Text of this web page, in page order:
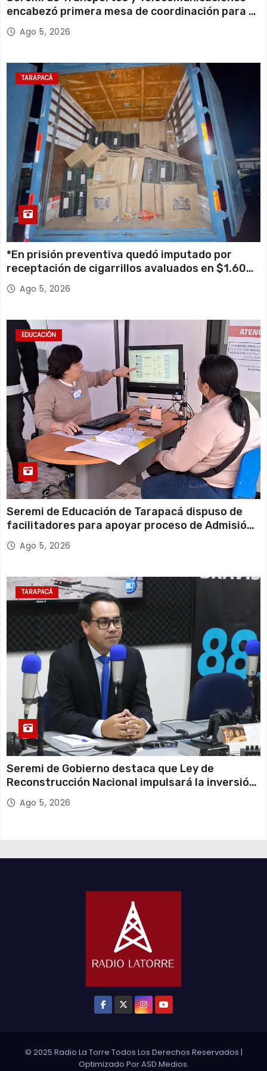
encabezó primera mesa de coordinación para el
retiro de cables en desuso en Iquique
Ago 5, 2026
TARAPACÁ
*En prisión preventiva quedó imputado por
receptación de cigarrillos avaluados en $1.600
millones*
Ago 5, 2026
EDUCACIÓN
Seremi de Educación de Tarapacá dispuso de
facilitadores para apoyar proceso de Admisión
Escolar 2027
Ago 5, 2026
TARAPACÁ
Seremi de Gobierno destaca que Ley de
Reconstrucción Nacional impulsará la inversión
y el empleo en Tarapacá
Ago 5, 2026
© 2025 Radio La Torre Todos Los Derechos Reservados |
Optimizado PorASD Medios.